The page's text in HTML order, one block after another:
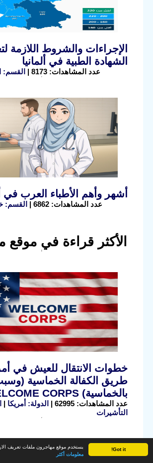
Got it!
يستخدم موقع مهاجرون ملفات تعريف
معلومات أكثر
الإجراءات والشروط اللازمة
الشهادة الطبية في ألمانيا
عدد المشاهدات: 8173 | القسم:
أشهر وأهم الأطباء العرب في
عدد المشاهدات: 6862 | القسم:
الأكثر قراءة في موقع
خطوات الانتقال للعيش في
طريق الكفالة الخماسية
بالخماسية) WELCOME CORPS
عدد المشاهدات: 62995 | الدولة: أمريكا |
التأشيرات